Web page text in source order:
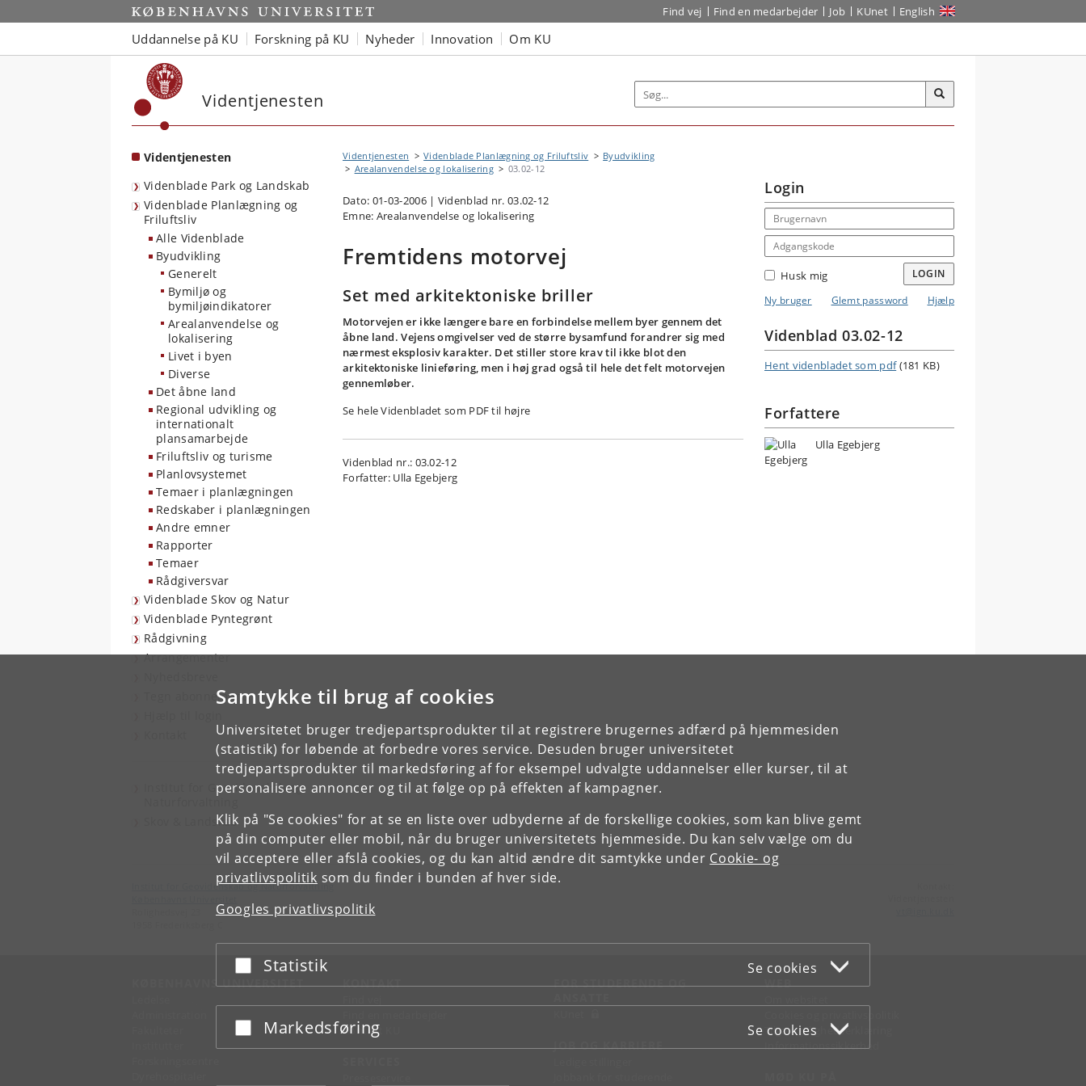
Samtykke til brug af cookies
Universitetet bruger tredjepartsprodukter til at registrere brugernes adfærd på hjemmesiden
(statistik) for løbende at forbedre vores service. Desuden bruger universitetet
tredjepartsprodukter til markedsføring af for eksempel udvalgte uddannelser eller kurser, til at
personalisere annoncer og til at følge op på effekten af kampagner.
Klik på "Se cookies" for at se en liste over udbyderne af de forskellige cookies, som kan blive gemt
på din computer eller mobil, når du bruger universitetets hjemmeside. Du kan selv vælge om du
vil acceptere eller afslå cookies, og du kan altid ændre dit samtykke under Cookie- og
privatlivspolitik som du finder i bunden af hver side.
Googles privatlivspolitik
Acceptér eller afslå
Statistik Se cookies
Acceptér eller afslå
Markedsføring Se cookies
Start Find vej Find en medarbejder Job KUnet English
Uddannelse på KU Forskning på KU Nyheder Innovation Om KU
Videntjenesten
Videntjenesten
Videnblade Park og Landskab
Videnblade Planlægning og
Friluftsliv
Alle Videnblade
Byudvikling
Generelt
Bymiljø og
bymiljøindikatorer
Arealanvendelse og
lokalisering
Livet i byen
Diverse
Det åbne land
Regional udvikling og
internationalt
plansamarbejde
Friluftsliv og turisme
Planlovsystemet
Temaer i planlægningen
Redskaber i planlægningen
Andre emner
Rapporter
Temaer
Rådgiversvar
Videnblade Skov og Natur
Videnblade Pyntegrønt
Rådgivning
Arrangementer
Tegn abonnement
Institut for Geovidenskab og
Skov & Landskab
Videntjenesten Videnblade Planlægning og Friluftsliv
Byudvikling
Arealanvendelse og lokalisering
03.02-12
Dato: 01-03-2006 | Videnblad nr. 03.02-12
Emne: Arealanvendelse og lokalisering
Fremtidens motorvej
Set med arkitektoniske briller
Motorvejen er ikke længere bare en forbindelse mellem byer gennem det
åbne land. Vejens omgivelser ved de større bysamfund forandrer sig med
nærmest eksplosiv karakter. Det stiller store krav til ikke blot den
arkitektoniske linieføring, men i høj grad også til hele det felt motorvejen
gennemløber.
Se hele Videnbladet som PDF til højre
Videnblad nr.: 03.02-12
Forfatter: Ulla Egebjerg
Login
Email address
Adgangskode
Husk mig
LOGIN
Ny bruger
Glemt password Hjælp
Videnblad 03.02-12
Hent videnbladet som pdf (181 KB)
Forfattere
Ulla Egebjerg
Institut for Geovidenskab og Naturforvaltning
KØBENHAVNS UNIVERSITET KONTAKT
Kontakt KU
FOR STUDERENDE OG
JOB OG KARRIERE
WEB
Tilgængelighedserklæring
Informationssikkerhed